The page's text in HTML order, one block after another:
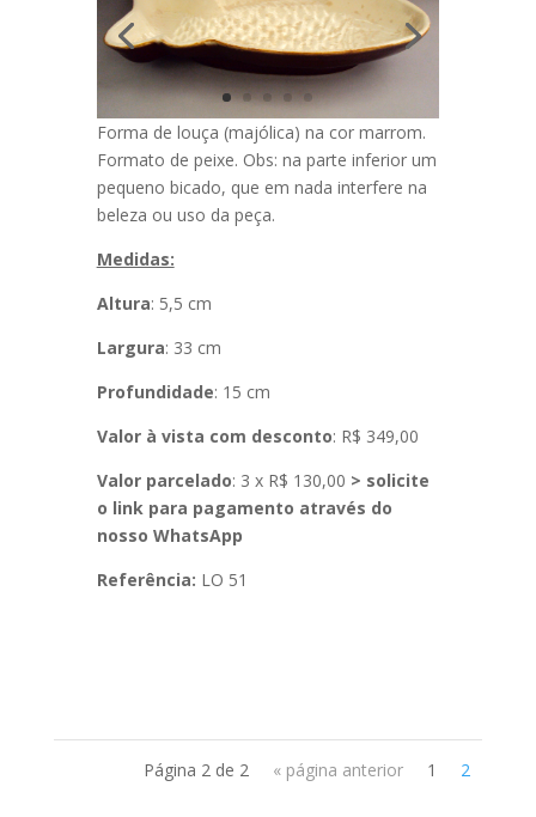
Forma de louça (majólica) na cor marrom.
Formato de peixe. Obs: na parte inferior um
pequeno bicado, que em nada interfere na
beleza ou uso da peça.
Medidas:
Altura: 5,5 cm
Largura: 33 cm
Profundidade: 15 cm
Valor à vista com desconto: R$ 349,00
Valor parcelado: 3 x R$ 130,00 > solicite
o link para pagamento através do
nosso WhatsApp
Referência: LO 51
Página 2 de 2 « página anterior 1 2